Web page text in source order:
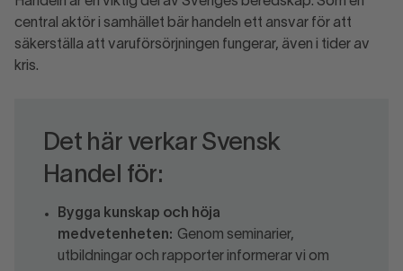
central aktör i samhället bär handeln ett ansvar för att
säkerställa att varuförsörjningen fungerar, även i tider av
kris.
Det här verkar Svensk
Handel för:
Bygga kunskap och höja
medvetenheten: Genom seminarier,
utbildningar och rapporter informerar vi om